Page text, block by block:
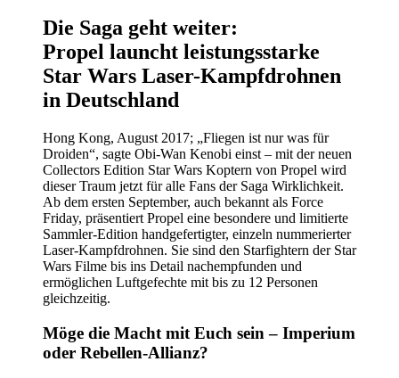
Die Saga geht weiter:
Propel launcht leistungsstarke
Star Wars Laser-Kampfdrohnen
in Deutschland
Hong Kong, August 2017; „Fliegen ist nur was für
Droiden“, sagte Obi-Wan Kenobi einst – mit der neuen
Collectors Edition Star Wars Koptern von Propel wird
dieser Traum jetzt für alle Fans der Saga Wirklichkeit.
Ab dem ersten September, auch bekannt als Force
Friday, präsentiert Propel eine besondere und limitierte
Sammler-Edition handgefertigter, einzeln nummerierter
Laser-Kampfdrohnen. Sie sind den Starfightern der Star
Wars Filme bis ins Detail nachempfunden und
ermöglichen Luftgefechte mit bis zu 12 Personen
gleichzeitig.
Möge die Macht mit Euch sein – Imperium
oder Rebellen-Allianz?